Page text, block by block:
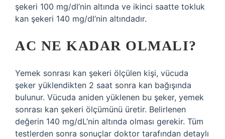
şekeri 100 mg/dl’nin altında ve ikinci saatte tokluk
kan şekeri 140 mg/dl’nin altındadır.
AC NE KADAR OLMALI?
Yemek sonrası kan şekeri ölçülen kişi, vücuda
şeker yüklendikten 2 saat sonra kan bağışında
bulunur. Vücuda aniden yüklenen bu şeker, yemek
sonrası kan şekeri ölçümünü üretir. Belirlenen
değerin 140 mg/dL’nin altında olması gerekir. Tüm
testlerden sonra sonuçlar doktor tarafından detaylı